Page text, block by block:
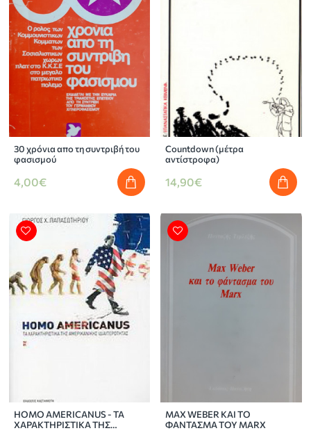
30 χρόνια απο τη συντριβή του
φασισμού
4,00€
Countdown (μέτρα
αντίστροφα)
14,90€
HOMO AMERICANUS - ΤΑ
ΧΑΡΑΚΤΗΡΙΣΤΙΚΑ ΤΗΣ
MAX WEBER ΚΑΙ ΤΟ
ΦΑΝΤΑΣΜΑ ΤΟΥ MARX